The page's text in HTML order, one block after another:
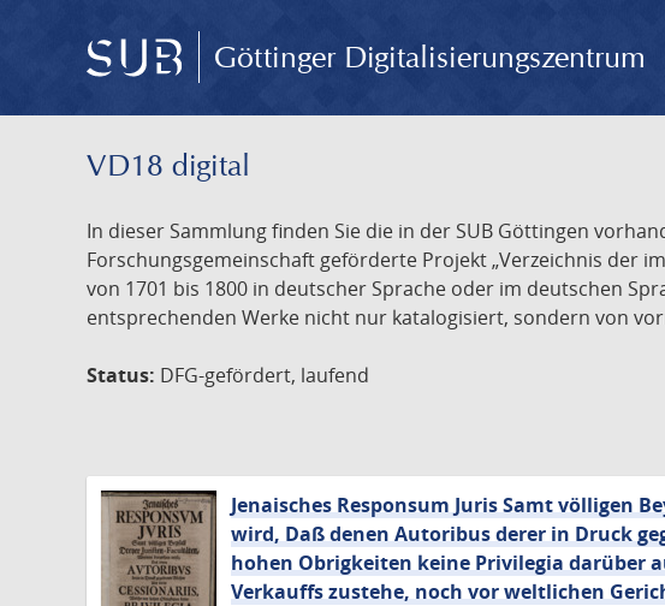
Göttinger Digitalisierungszentrum
VD18 digital
In dieser Sammlung finden Sie die in der SUB Göttingen
Forschungsgemeinschaft geförderte Projekt „Verzeichnis der
von 1701 bis 1800 in deutscher Sprache oder im deutschen
entsprechenden Werke nicht nur katalogisiert, sondern von
Status: DFG-gefördert, laufend
Jenaisches Responsum Juris Samt völligen
wird, Daß denen Autoribus derer in Druck
hohen Obrigkeiten keine Privilegia darüber
Verkauffs zustehe, noch vor weltlichen